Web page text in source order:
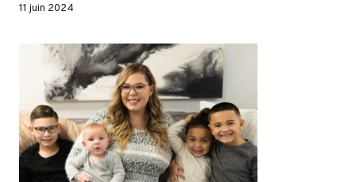
11 juin 2024